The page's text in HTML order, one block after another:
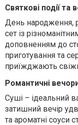
Святкові події та
День народження,
сет із
доповненням до
приготування та
приїжджають
Романтичні
Суші – ідеальний
затишний вечір
та ароматні соуси